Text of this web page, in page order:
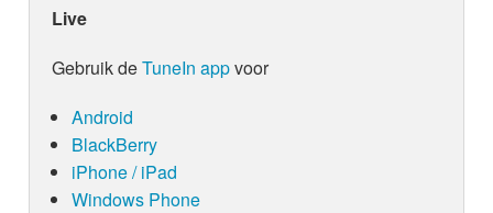
Live
Gebruik deTuneIn appvoor
Android
BlackBerry
iPhone / iPad
Windows Phone